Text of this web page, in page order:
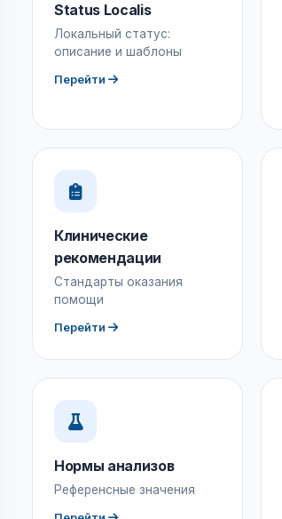
Status Localis
Локальный статус:
описание и шаблоны
Перейти
Клинические
рекомендации
Стандарты оказания
помощи
Перейти
Нормы анализов
Референсные значения